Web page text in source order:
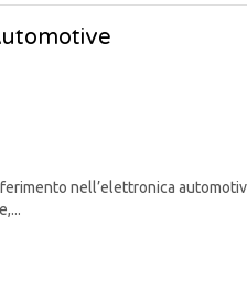
nell’elettronica